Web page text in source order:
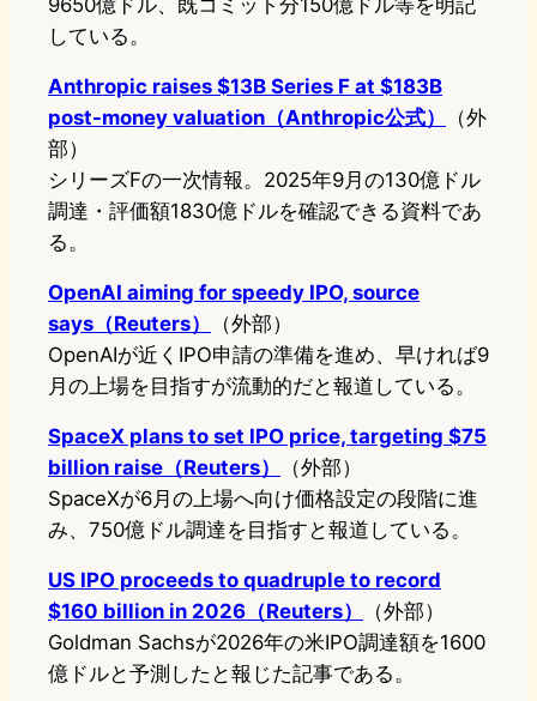
9650億ドル、既コミット分150億ドル等を明記
している。
Anthropic raises $13B Series F at $183B
post-money valuation（Anthropic公式）
（外
部）
シリーズFの一次情報。2025年9月の130億ドル
調達・評価額1830億ドルを確認できる資料であ
る。
OpenAI aiming for speedy IPO, source
says（Reuters）
（外部）
OpenAIが近くIPO申請の準備を進め、早ければ9
月の上場を目指すが流動的だと報道している。
SpaceX plans to set IPO price, targeting $75
billion raise（Reuters）
（外部）
SpaceXが6月の上場へ向け価格設定の段階に進
み、750億ドル調達を目指すと報道している。
US IPO proceeds to quadruple to record
$160 billion in 2026（Reuters）
（外部）
Goldman Sachsが2026年の米IPO調達額を1600
億ドルと予測したと報じた記事である。